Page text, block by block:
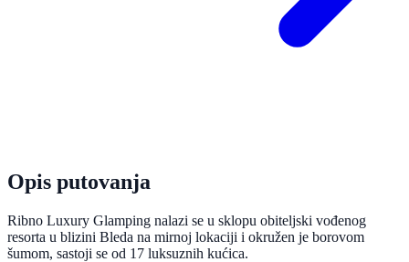
Opis putovanja
Ribno Luxury Glamping nalazi se u sklopu obiteljski vođenog
resorta u blizini Bleda na mirnoj lokaciji i okružen je borovom
šumom, sastoji se od 17 luksuznih kućica.